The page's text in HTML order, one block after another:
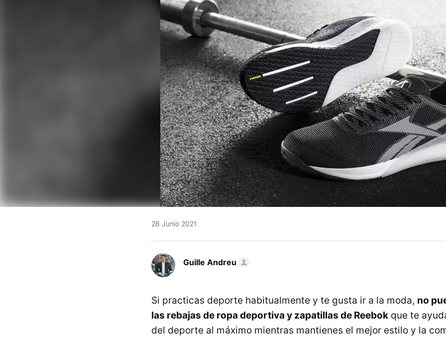
28 Junio 2021
Guille Andreu
Si practicas deporte habitualmente y te gusta ir a la moda, no
las rebajas de ropa deportiva y zapatillas de Reebok que te
del deporte al máximo mientras mantienes el mejor estilo y la